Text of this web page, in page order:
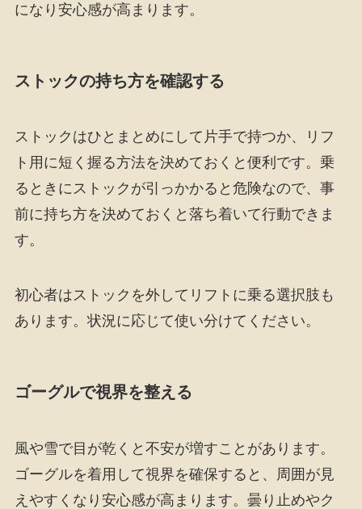
になり安心感が高まります。
ストックの持ち方を確認する
ストックはひとまとめにして片手で持つか、リフ
ト用に短く握る方法を決めておくと便利です。乗
るときにストックが引っかかると危険なので、事
前に持ち方を決めておくと落ち着いて行動できま
す。
初心者はストックを外してリフトに乗る選択肢も
あります。状況に応じて使い分けてください。
ゴーグルで視界を整える
風や雪で目が乾くと不安が増すことがあります。
ゴーグルを着用して視界を確保すると、周囲が見
えやすくなり安心感が高まります。曇り止めやク